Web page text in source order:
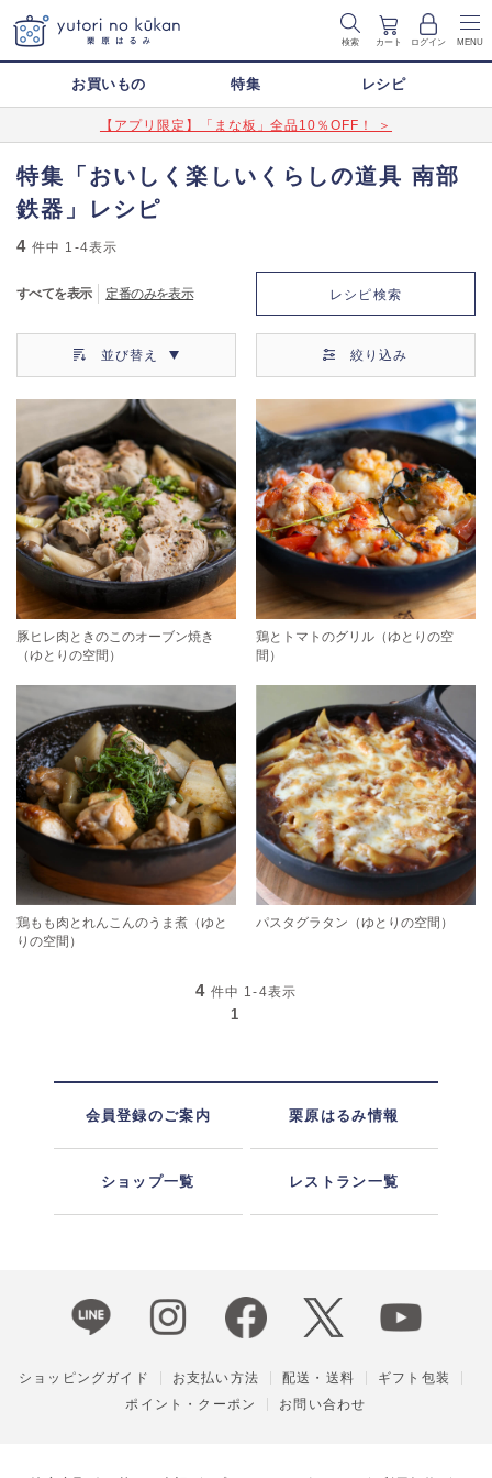
検索 カート ログイン MENU
お買いもの 特集 レシピ
【アプリ限定】「まな板」全品10％OFF！ ＞
特集「おいしく楽しいくらしの道具 南部
鉄器」レシピ
4 件中 1-4表示
すべてを表示 定番のみを表示 レシピ検索
並び替え 絞り込み
豚ヒレ肉ときのこのオーブン焼き
（ゆとりの空間）
鶏とトマトのグリル（ゆとりの空
間）
鶏もも肉とれんこんのうま煮（ゆと
りの空間）
パスタグラタン（ゆとりの空間）
4 件中 1-4表示
1
会員登録のご案内 栗原はるみ情報
ショップ一覧 レストラン一覧
ショッピングガイド お支払い方法 配送・送料
ギフト包装
ポイント・クーポン
お問い合わせ